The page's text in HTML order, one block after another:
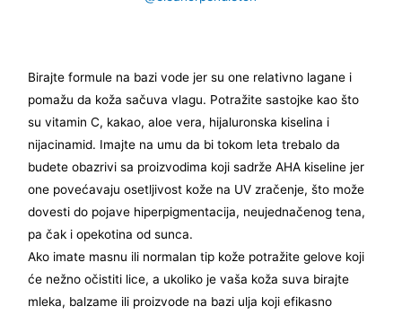
Birajte formule na bazi vode jer su one relativno lagane i
pomažu da koža sačuva vlagu. Potražite sastojke kao što
su vitamin C, kakao, aloe vera, hijaluronska kiselina i
nijacinamid. Imajte na umu da bi tokom leta trebalo da
budete obazrivi sa proizvodima koji sadrže AHA kiseline jer
one povećavaju osetljivost kože na UV zračenje, što može
dovesti do pojave hiperpigmentacija, neujednačenog tena,
pa čak i opekotina od sunca.
Ako imate masnu ili normalan tip kože potražite gelove koji
će nežno očistiti lice, a ukoliko je vaša koža suva birajte
mleka, balzame ili proizvode na bazi ulja koji efikasno